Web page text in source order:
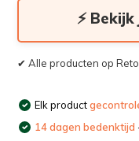
⚡
✔ Alle producten op
Elk product
14 dagen bedenktijd